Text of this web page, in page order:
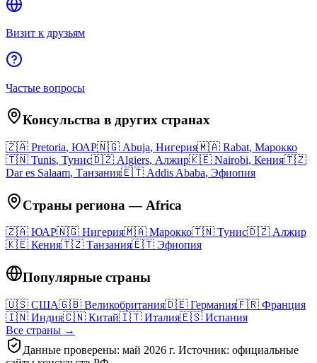
Визит к друзьям
Частые вопросы
Консульства в других странах
🇿🇦 Pretoria, ЮАР🇳🇬 Abuja, Нигерия🇲🇦 Rabat, Марокко
🇹🇳 Tunis, Тунис🇩🇿 Algiers, Алжир🇰🇪 Nairobi, Кения🇹🇿
Dar es Salaam, Танзания🇪🇹 Addis Ababa, Эфиопия
Страны региона — Africa
🇿🇦 ЮАР🇳🇬 Нигерия🇲🇦 Марокко🇹🇳 Тунис🇩🇿 Алжир
🇰🇪 Кения🇹🇿 Танзания🇪🇹 Эфиопия
Популярные страны
🇺🇸 США🇬🇧 Великобритания🇩🇪 Германия🇫🇷 Франция
🇮🇳 Индия🇨🇳 Китай🇮🇹 Италия🇪🇸 Испания
Все страны →
Данные проверены: май 2026 г. Источник: официальные